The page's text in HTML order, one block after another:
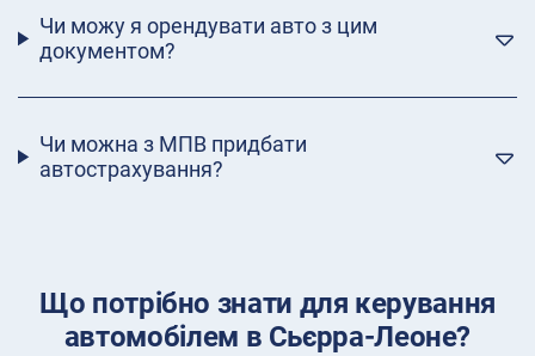
Чи можу я орендувати авто з цим
документом?
Чи можна з МПВ придбати
автострахування?
Що потрібно знати для керування
автомобілем в Сьєрра-Леоне?